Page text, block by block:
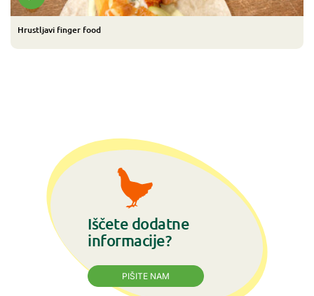
Hrustljavi finger food
Iščete dodatne
informacije?
PIŠITE NAM